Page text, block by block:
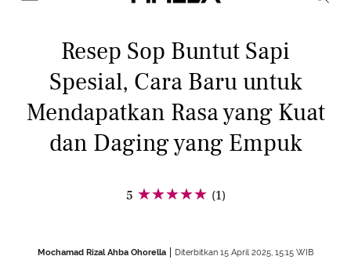
Resep Sop Buntut Sapi
Spesial, Cara Baru untuk
Mendapatkan Rasa yang Kuat
dan Daging yang Empuk
5 (1)
Mochamad Rizal Ahba Ohorella Diterbitkan 15 April 2025, 15:15 WIB